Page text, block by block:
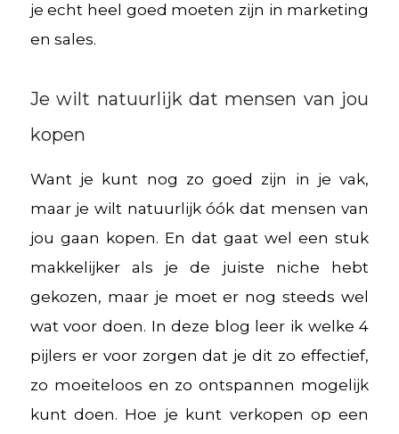
je echt heel goed moeten zijn in marketing
en sales.
Je wilt natuurlijk dat mensen van jou
kopen
Want je kunt nog zo goed zijn in je vak,
maar je wilt natuurlijk óók dat mensen van
jou gaan kopen. En dat gaat wel een stuk
makkelijker als je de juiste niche hebt
gekozen, maar je moet er nog steeds wel
wat voor doen. In deze blog leer ik welke 4
pijlers er voor zorgen dat je dit zo effectief,
zo moeiteloos en zo ontspannen mogelijk
kunt doen. Hoe je kunt verkopen op een